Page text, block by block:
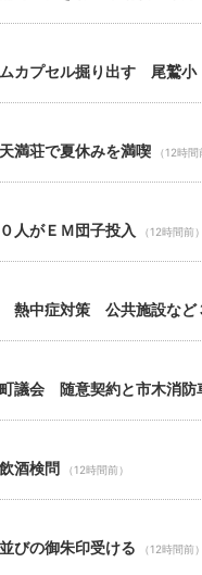
カプセル掘り出す 尾鷲小
満荘で夏休みを満喫 （12時間
人がＥＭ団子投入 （12時間前）
熱中症対策 公共施設など
議会 随意契約と市木消防
酒検問 （12時間前）
びの御朱印受ける （12時間前）